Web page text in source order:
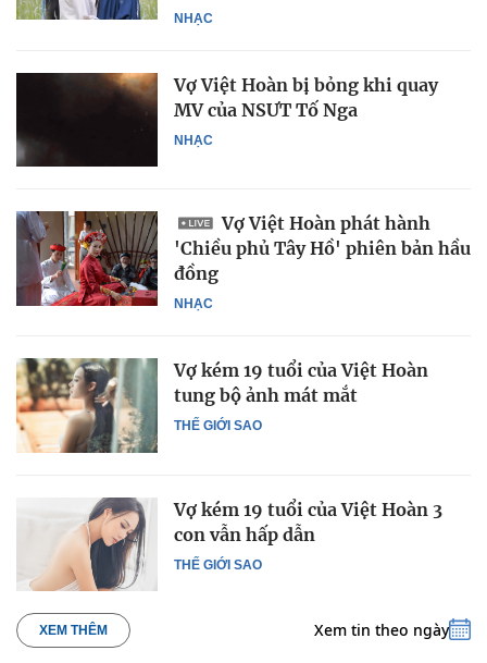
NHẠC
NHẠC
Vợ Việt Hoàn bị bỏng khi quay
MV của NSƯT Tố Nga
NHẠC
Vợ Việt Hoàn phát hành
'Chiều phủ Tây Hồ' phiên bản hầu
đồng
THẾ GIỚI SAO
Vợ kém 19 tuổi của Việt Hoàn
tung bộ ảnh mát mắt
THẾ GIỚI SAO
Vợ kém 19 tuổi của Việt Hoàn 3
con vẫn hấp dẫn
XEM THÊM Xem tin theo ngày